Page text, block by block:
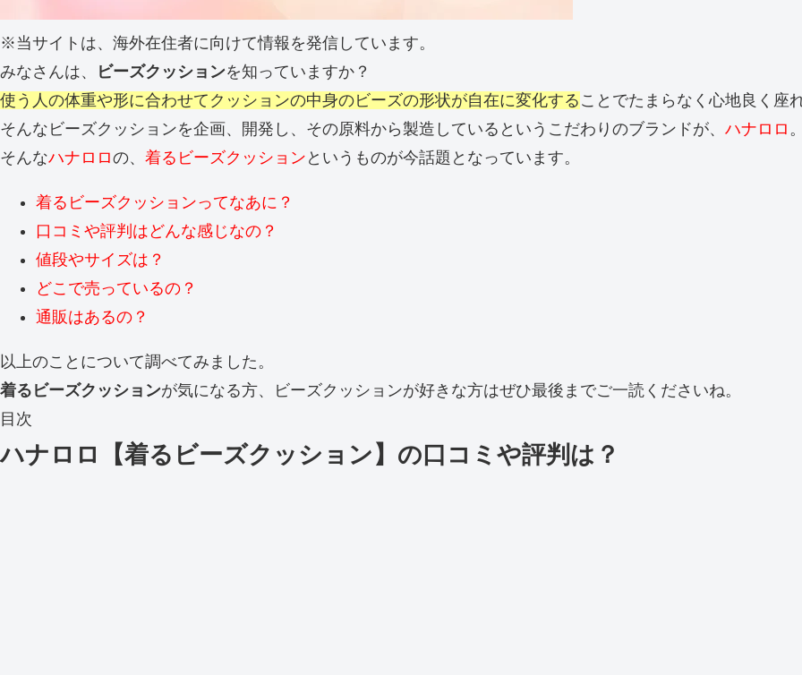
※当サイトは、海外在住者に向けて情報を発信しています。
みなさんは、
ビーズクッションを知っていますか？
使う人の体重や形に合わせてクッションの中身のビーズの形状が自在に変化する ことでたまらなく心地良く座
そんなビーズクッションを企画、開発し、その原料から製造しているというこだわりのブランドが、 ハナロロ 。
そんなハナロロの、 着るビーズクッション というものが今話題となっています。
着るビーズクッションってなあに？
口コミや評判はどんな感じなの？
値段やサイズは？
どこで売っているの？
通販はあるの？
以上のことについて調べてみました。
着るビーズクッションが気になる方、ビーズクッションが好きな方はぜひ最後までご一読くださいね。
目次
ハナロロ【着るビーズクッション】の口コミや評判は？